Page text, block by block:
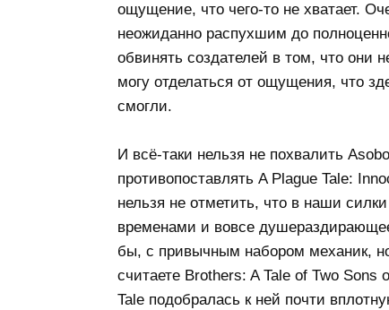
ощущение, что чего-то не хватает.
неожиданно распухшим до
обвинять создателей в том, что они
могу отделаться от ощущения, что
смогли.
И всё-таки нельзя не похвалить
противопоставлять A Plague Tale:
нельзя не отметить, что в наши
временами и вовсе
бы, с привычным набором механик,
считаете Brothers: A Tale of Two
Tale подобралась к ней почти